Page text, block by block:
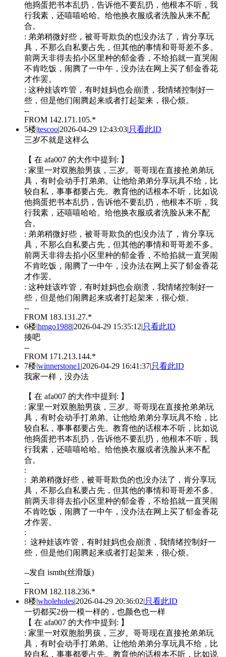
他捣蛋把书本乱扔，告诉他不要乱扔，他根本不听，我
行我素，还嘻嘻哈哈。给他换衣服或者洗脸从来不配
合。
: 弟弟稍微好些，被哥哥欺负的也没办法了，肯分享玩
具，不那么自私要占先，但其他的事情和哥哥差不多。
前两天非得去掐小区里种的郁金香，不给掐就一直哭闹
不肯吃饭，闹腾了一中午，没办法在网上买了郁金香花
才作罢。
: 这种娃该咋管，有时娃妈也会崩溃，我情绪控制好一
些，但是他们闹腾起来或者打起架来，很心烦。
--
FROM 142.171.105.*
5楼|tescoo|2026-04-29 12:43:03|只看此ID
三岁不就是这样么
【 在 afa007 的大作中提到: 】
: 家里一对双胞胎男孩，三岁。哥哥现在直接抢弟弟玩
具，有时会动手打弟弟。让他给弟弟分享玩具不给，比
较自私，事事都要占先。教育他的话根本不听，比如说
他捣蛋把书本乱扔，告诉他不要乱扔，他根本不听，我
行我素，还嘻嘻哈哈。给他换衣服或者洗脸从来不配
合。
: 弟弟稍微好些，被哥哥欺负的也没办法了，肯分享玩
具，不那么自私要占先，但其他的事情和哥哥差不多。
前两天非得去掐小区里种的郁金香，不给掐就一直哭闹
不肯吃饭，闹腾了一中午，没办法在网上买了郁金香花
才作罢。
: 这种娃该咋管，有时娃妈也会崩溃，我情绪控制好一
些，但是他们闹腾起来或者打起架来，很心烦。
--
FROM 183.131.27.*
6楼|hmgo1988|2026-04-29 15:35:12|只看此ID
揍吧
--
FROM 171.213.144.*
7楼|winnerstone1 |2026-04-29 16:41:37|只看此ID
我家一样，没办法
【 在 afa007 的大作中提到: 】
: 家里一对双胞胎男孩，三岁。哥哥现在直接抢弟弟玩
具，有时会动手打弟弟。让他给弟弟分享玩具不给，比
较自私，事事都要占先。教育他的话根本不听，比如说
他捣蛋把书本乱扔，告诉他不要乱扔，他根本不听，我
行我素，还嘻嘻哈哈。给他换衣服或者洗脸从来不配
合。
:
: 弟弟稍微好些，被哥哥欺负的也没办法了，肯分享玩
具，不那么自私要占先，但其他的事情和哥哥差不多。
前两天非得去掐小区里种的郁金香，不给掐就一直哭闹
不肯吃饭，闹腾了一中午，没办法在网上买了郁金香花
才作罢。
:
: 这种娃该咋管，有时娃妈也会崩溃，我情绪控制好一
些，但是他们闹腾起来或者打起架来，很心烦。
--发自 ismth(丝滑版)
--
FROM 182.118.236.*
8楼|wholeholes|2026-04-29 20:36:02|只看此ID
一切都买2份一模一样的，也颜色也一样
【 在 afa007 的大作中提到: 】
: 家里一对双胞胎男孩，三岁。哥哥现在直接抢弟弟玩
具，有时会动手打弟弟。让他给弟弟分享玩具不给，比
较自私，事事都要占先。教育他的话根本不听，比如说